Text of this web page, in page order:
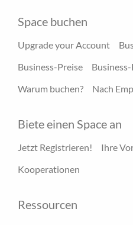
Space buchen
Upgrade your Account
Business-Preise
Warum buchen?
Nach
Biete einen Space an
Jetzt Registrieren!
Ihre
Kooperationen
Ressourcen